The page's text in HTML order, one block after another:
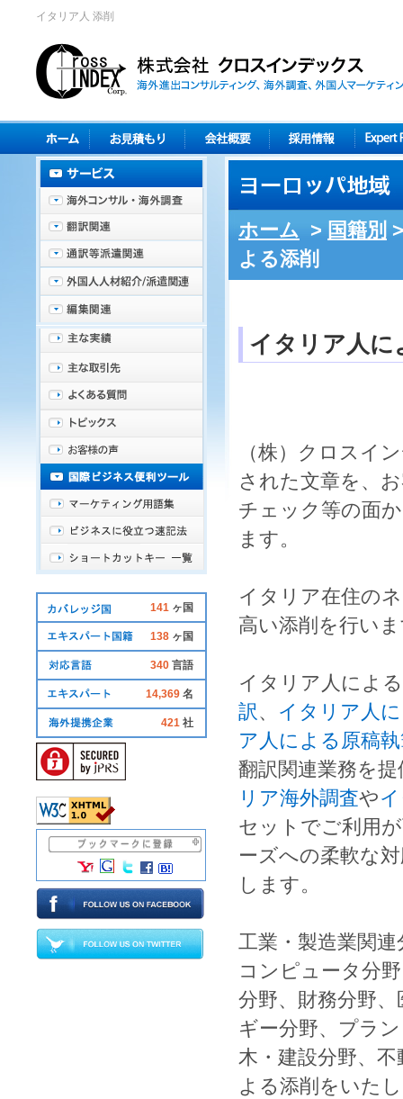
イタリア人 添削
ホーム > 国籍別
よる添削
イタリア人に
（株）クロスイ
された文章を、
チェック 等の面
ます。
イタリア在住の
高い添削 を行い
イタリア人 による
訳、 イタリア人
ア人による原稿
翻訳関連業務を
リア海外調査や
セットでご利用
ーズへの柔軟な
します。
工業 ・ 製造業関連
コンピュータ 分
分野、 財務分野、
ギー分野、 プラ
木 ・ 建設分野、 不
よる添削 をいた
141 ヶ国
138 ヶ国
340 言語
14,369 名
421 社